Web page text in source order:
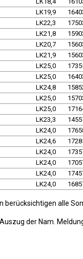
LK19,9
LK22,3
LK21,8
LK20,7
LK21,9
LK25,0
LK25,0
LK24,8
LK25,0
LK25,0
LK23,3
LK24,0
LK24,6
LK24,0
LK24,0
LK24,0
LK24,0
berücksichtigen alle
der Nam.